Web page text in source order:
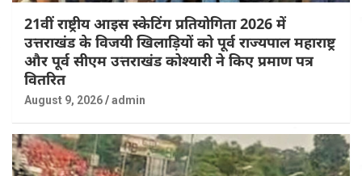
21वीं राष्ट्रीय आइस स्केटिंग प्रतियोगिता 2026 में
उत्तराखंड के विजयी खिलाड़ियों को पूर्व राज्यपाल महाराष्ट्र
और पूर्व सीएम उत्तराखंड कोश्यारी ने किए प्रमाण पत्र
वितरित
August 9, 2026 admin